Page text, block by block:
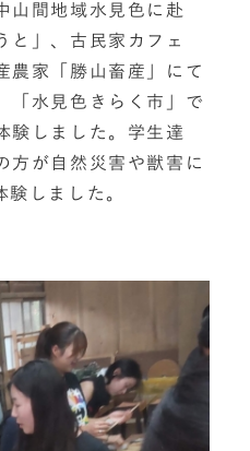
山間地域水見色に赴
と」、古民家カフェ
農家「勝山畜産」にて
「水見色きらく市」で
験しました。学生達
方が自然災害や獣害に
験しました。